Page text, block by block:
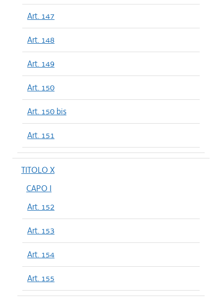
Art. 147
Art. 148
Art. 149
Art. 150
Art. 150 bis
Art. 151
TITOLO X
CAPO I
Art. 152
Art. 153
Art. 154
Art. 155